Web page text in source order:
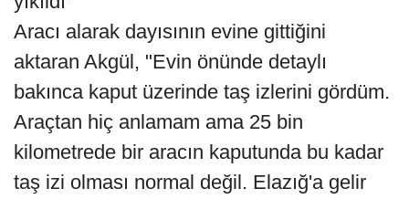
Aracı alarak dayısının evine gittiğini
aktaran Akgül, "Evin önünde detaylı
bakınca kaput üzerinde taş izlerini gördüm.
Araçtan hiç anlamam ama 25 bin
kilometrede bir aracın kaputunda bu kadar
taş izi olması normal değil. Elazığ'a gelir